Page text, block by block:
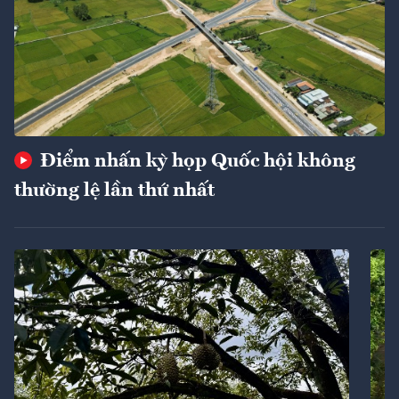
Điểm nhấn kỳ họp Quốc hội không
thường lệ lần thứ nhất